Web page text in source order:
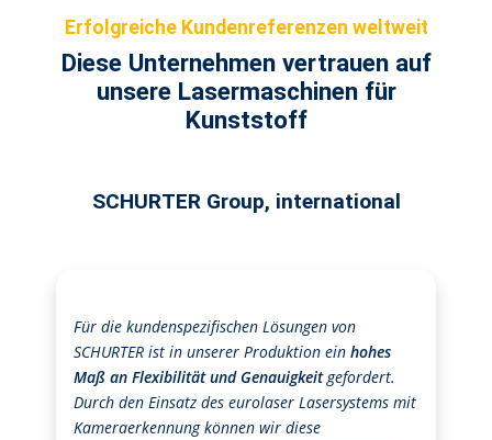
Erfolgreiche Kundenreferenzen weltweit
Diese Unternehmen vertrauen auf
unsere Lasermaschinen für
Kunststoff
SCHURTER Group, international
Für die kundenspezifischen Lösungen von
SCHURTER ist in unserer Produktion ein hohes
Maß an Flexibilität und Genauigkeitgefordert.
Durch den Einsatz des eurolaser Lasersystems mit
Kameraerkennung können wir diese